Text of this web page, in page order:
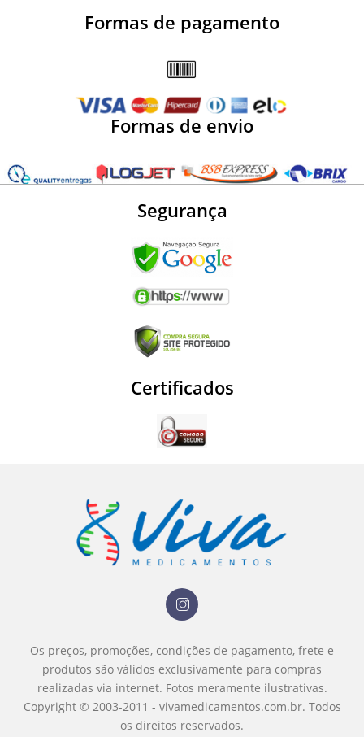
Formas de pagamento
Formas de envio
Segurança
Certificados
Os preços, promoções, condições de pagamento, frete e
produtos são válidos exclusivamente para compras
realizadas via internet. Fotos meramente ilustrativas.
Copyright © 2003-2011 - vivamedicamentos.com.br. Todos
os direitos reservados.